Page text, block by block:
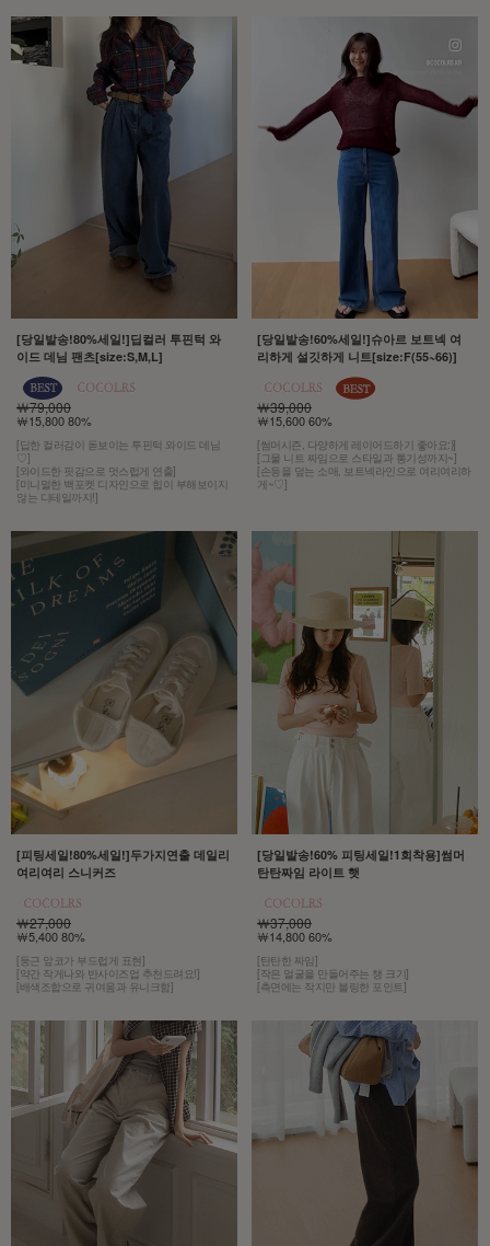
[당일발송!80%세일!]딥컬러 투핀턱 와
이드 데님 팬츠[size:S,M,L]
￦79,000
￦15,800 80%
[딥한 컬러감이 돋보이는 투핀턱 와이드 데님
♡]
[와이드한 핏감으로 멋스럽게 연출]
[미니멀한 백포켓 디자인으로 힙이 부해보이지
않는 디테일까지!]
[당일발송!60%세일!]슈아르 보트넥 여
리하게 설깃하게 니트[size:F(55~66)]
￦39,000
￦15,600 60%
[썸머시즌, 다양하게 레이어드하기 좋아요:)]
[그물 니트 짜임으로 스타일과 통기성까지~]
[손등을 덮는 소매, 보트넥라인으로 여리여리하
게~♡]
[피팅세일!80%세일!]두가지연출 데일리
여리여리 스니커즈
￦27,000
￦5,400 80%
[둥근 앞코가 부드럽게 표현]
[약간 작게나와 반사이즈업 추천드려요!]
[배색조합으로 귀여움과 유니크함]
[당일발송!60% 피팅세일!1회착용]썸머
탄탄짜임 라이트 햇
￦37,000
￦14,800 60%
[탄탄한 짜임]
[작은 얼굴을 만들어주는 챙 크기]
[측면에는 작지만 블링한 포인트]